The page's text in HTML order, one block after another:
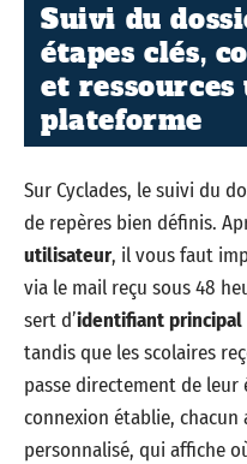
Suivi du
étapes clés,
et
plateforme
Sur Cyclades, le suivi du
de repères bien définis.
utilisateur, il vous faut
via le mail reçu sous 48
sert d’identifiant principal
tandis que les scolaires
passe directement de
connexion établie, chacun
personnalisé, qui affiche